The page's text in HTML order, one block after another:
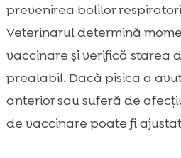
prevenirea bolilor
Veterinarul determină
vaccinare și verifică starea
prealabil. Dacă pisica a
anterior sau suferă de
de vaccinare poate fi